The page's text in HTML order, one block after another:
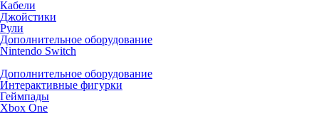
Кабели
Джойстики
Рули
Дополнительное оборудование
Nintendo Switch
Дополнительное оборудование
Интерактивные фигурки
Геймпады
Xbox One